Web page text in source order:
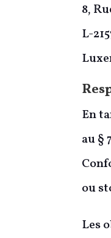
8,
L-
En
au §
ou
Les